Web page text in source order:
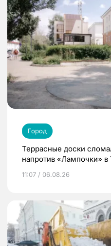
Город
Террасные доски
напротив «Лампочки» в
11:07 / 06.08.26